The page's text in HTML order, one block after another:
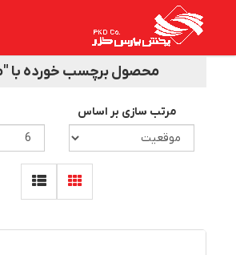
محصول برچسب خورده با
مرتب سازی بر اساس